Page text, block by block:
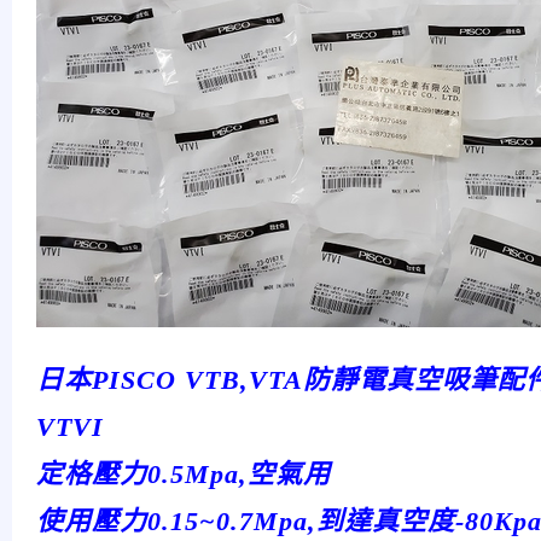
日本PISCO VTB,VTA防靜電真空吸筆配
VTVI
定格壓力0.5Mpa,空氣用
使用壓力0.15~0.7Mpa,到達真空度-80Kpa